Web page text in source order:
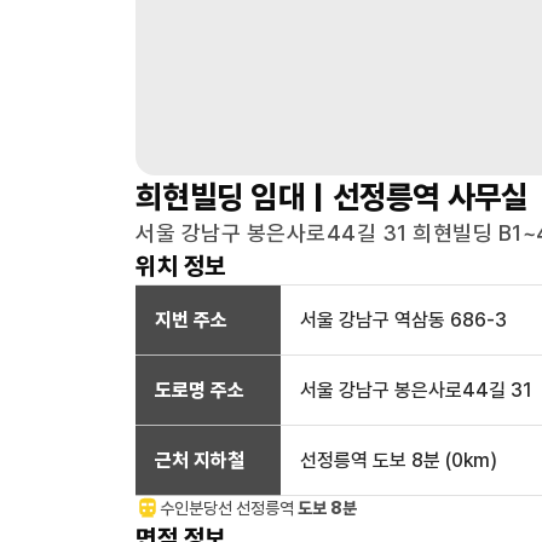
희현빌딩 임대 | 선정릉역 사무실
서울 강남구 봉은사로44길 31 희현빌딩
위치 정보
지번 주소 서울 강남구 역삼동 686-3
도로명 주소 서울 강남구 봉은사로44길 31
근처 지하철 선정릉역 도보 8분 (0km)
수인분당선 선정릉역 도보 8분